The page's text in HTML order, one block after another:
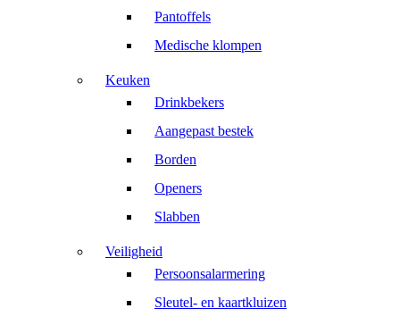
Pantoffels
Medische klompen
Keuken
Drinkbekers
Aangepast bestek
Borden
Openers
Slabben
Veiligheid
Persoonsalarmering
Sleutel- en kaartkluizen